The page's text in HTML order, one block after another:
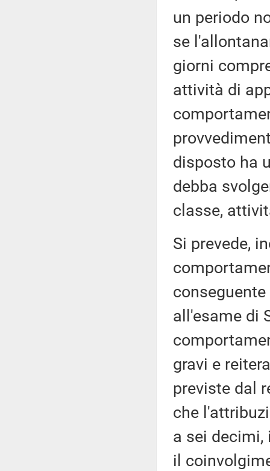
un periodo
se
giorni
attività di
disposto ha
debba
classe,
Si prevede,
all'esame di
gravi e
previste dal
che
a sei
il